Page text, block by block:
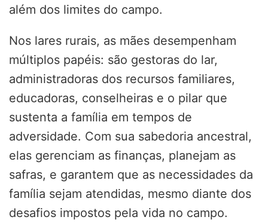
além dos limites do campo.
Nos lares rurais, as mães desempenham
múltiplos papéis: são gestoras do lar,
administradoras dos recursos familiares,
educadoras, conselheiras e o pilar que
sustenta a família em tempos de
adversidade. Com sua sabedoria ancestral,
elas gerenciam as finanças, planejam as
safras, e garantem que as necessidades da
família sejam atendidas, mesmo diante dos
desafios impostos pela vida no campo.